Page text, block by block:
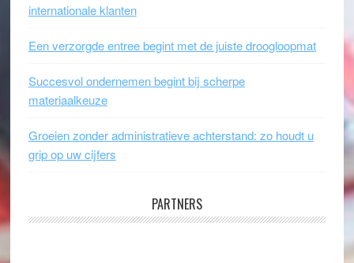
internationale klanten
Een verzorgde entree begint met de juiste droogloopmat
Succesvol ondernemen begint bij scherpe
materiaalkeuze
Groeien zonder administratieve achterstand: zo houdt u
grip op uw cijfers
PARTNERS